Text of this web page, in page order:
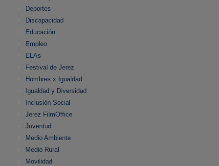
Deportes
Discapacidad
Educación
Empleo
ELAs
Festival de Jerez
Hombres x Igualdad
Igualdad y Diversidad
Inclusión Social
Jerez FilmOffice
Juventud
Medio Ambiente
Medio Rural
Movilidad